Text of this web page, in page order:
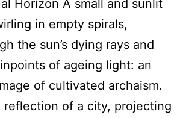
Horizon A small and sunlit
in empty spirals,
the sun’s dying rays and
of ageing light: an
of cultivated archaism.
reflection of a city, projecting